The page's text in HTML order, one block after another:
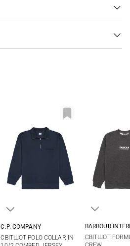
C.P. COMPANY
СВІТШОТ POLO COLLAR IN
XXL
BARBOUR
СВІТШОТ